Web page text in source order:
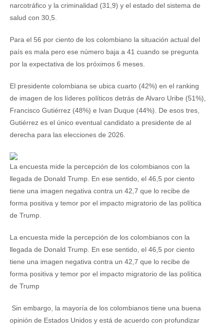
narcotráfico y la criminalidad (31,9) y el estado del sistema de
salud con 30,5.
Para el 56 por ciento de los colombiano la situación actual del
país es mala pero ese número baja a 41 cuando se pregunta
por la expectativa de los próximos 6 meses.
El presidente colombiana se ubica cuarto (42%) en el ranking
de imagen de los líderes políticos detrás de Alvaro Uribe (51%),
Francisco Gutiérrez (48%) e Ivan Duque (44%). De esos tres,
Gutiérrez es el único eventual candidato a presidente de al
derecha para las elecciones de 2026.
La encuesta mide la percepción de los colombianos con la
llegada de Donald Trump. En ese sentido, el 46,5 por ciento
tiene una imagen negativa contra un 42,7 que lo recibe de
forma positiva y temor por el impacto migratorio de las política
de Trump.
La encuesta mide la percepción de los colombianos con la
llegada de Donald Trump. En ese sentido, el 46,5 por ciento
tiene una imagen negativa contra un 42,7 que lo recibe de
forma positiva y temor por el impacto migratorio de las política
de Trump
Sin embargo, la mayoría de los colombianos tiene una buena
opinión de Estados Unidos y está de acuerdo con profundizar